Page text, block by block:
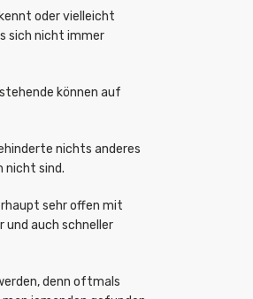
oder vielleicht
sich nicht immer
können auf
nichts anderes
nicht sind.
sehr offen mit
und auch schneller
denn oftmals